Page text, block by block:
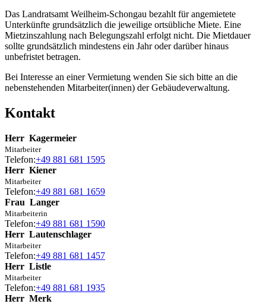
Das Landratsamt Weilheim-Schongau bezahlt für angemietete
Unterkünfte grundsätzlich die jeweilige ortsübliche Miete. Eine
Mietzinszahlung nach Belegungszahl erfolgt nicht. Die Mietdauer
sollte grundsätzlich mindestens ein Jahr oder darüber hinaus
unbefristet betragen.
Bei Interesse an einer Vermietung wenden Sie sich bitte an die
nebenstehenden Mitarbeiter(innen) der Gebäudeverwaltung.
Kontakt
Herr Kagermeier
Mitarbeiter
Telefon:+49 881 681 1595
Herr Kiener
Mitarbeiter
Telefon:+49 881 681 1659
Frau Langer
Mitarbeiterin
Telefon:+49 881 681 1590
Herr Lautenschlager
Mitarbeiter
Telefon:+49 881 681 1457
Herr Listle
Mitarbeiter
Telefon:+49 881 681 1935
Herr Merk